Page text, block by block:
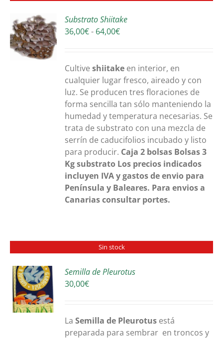
Substrato Shiitake
36,00€- 64,00€Rango
desde
36,00€
hasta
64,00€
Cultiveshiitake en interior, en
cualquier lugar fresco, aireado y con
luz. Se producen tres floraciones de
forma sencilla tan sólo manteniendo la
humedad y temperatura necesarias. Se
trata de substrato con una mezcla de
serrín de caducifolios incubado y listo
para producir. Caja 2 bolsas Bolsas 3
Kg substrato Los precios indicados
incluyen IVA y gastos de envio para
Península y Baleares. Para envios a
Canarias consultar portes.
Sin stock
Semilla de Pleurotus
30,00€
LaSemilla de Pleurotus está
preparada para sembrar en troncos y